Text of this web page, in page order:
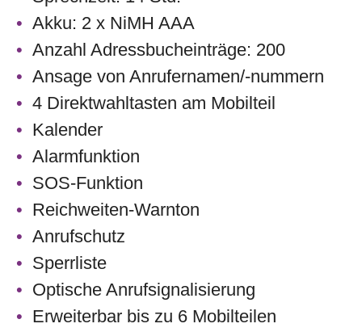
Akku: 2 x NiMH AAA
Anzahl Adressbucheinträge: 200
Ansage von Anrufernamen/-nummern
4 Direktwahltasten am Mobilteil
Kalender
Alarmfunktion
SOS-Funktion
Reichweiten-Warnton
Anrufschutz
Sperrliste
Optische Anrufsignalisierung
Erweiterbar bis zu 6 Mobilteilen